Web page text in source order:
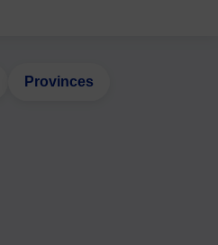
Provinces